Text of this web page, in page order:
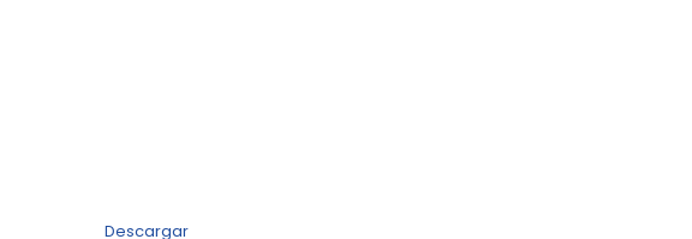
Descargar